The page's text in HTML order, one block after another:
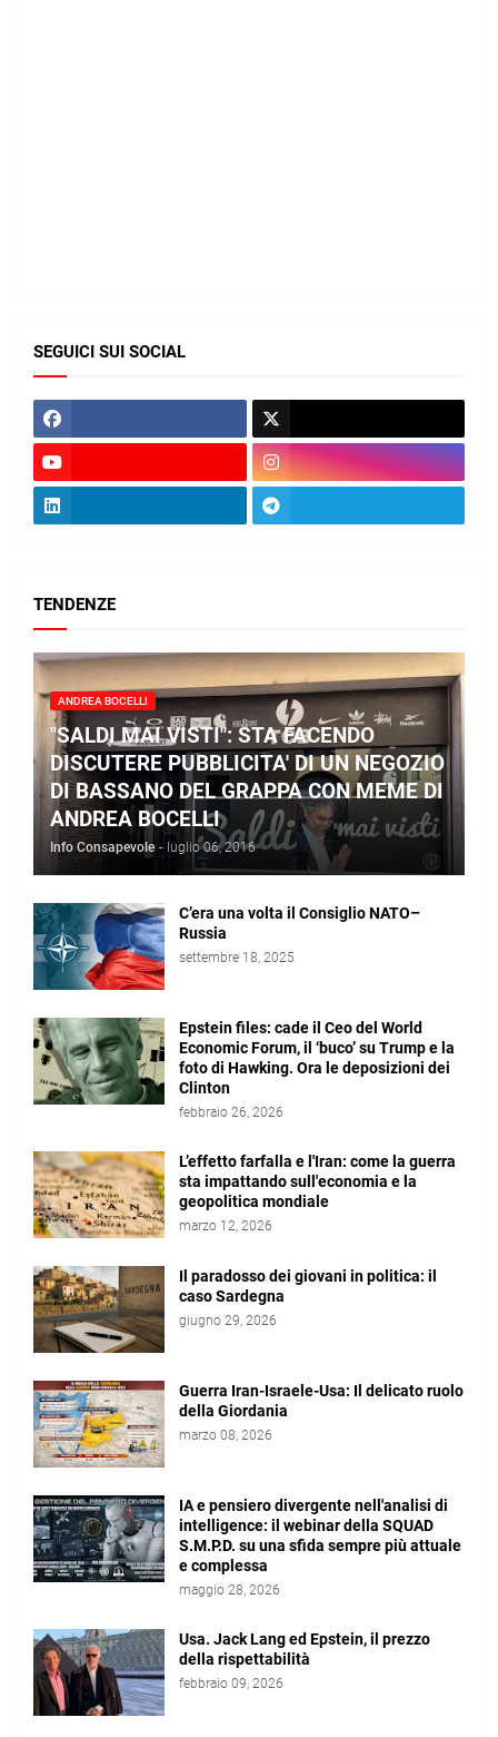
SEGUICI SUI SOCIAL
TENDENZE
ANDREA BOCELLI
"SALDI MAI VISTI": STA FACENDO
DISCUTERE PUBBLICITA' DI UN NEGOZIO
DI BASSANO DEL GRAPPA CON MEME DI
ANDREA BOCELLI
Info Consapevole - luglio 06, 2016
C’era una volta il Consiglio NATO–
Russia
settembre 18, 2025
Epstein files: cade il Ceo del World
Economic Forum, il ‘buco’ su Trump e la
foto di Hawking. Ora le deposizioni dei
Clinton
febbraio 26, 2026
L’effetto farfalla e l'Iran: come la guerra
sta impattando sull'economia e la
geopolitica mondiale
marzo 12, 2026
Il paradosso dei giovani in politica: il
caso Sardegna
giugno 29, 2026
Guerra Iran-Israele-Usa: Il delicato ruolo
della Giordania
marzo 08, 2026
IA e pensiero divergente nell'analisi di
intelligence: il webinar della SQUAD
S.M.P.D. su una sfida sempre più attuale
e complessa
maggio 28, 2026
Usa. Jack Lang ed Epstein, il prezzo
della rispettabilità
febbraio 09, 2026